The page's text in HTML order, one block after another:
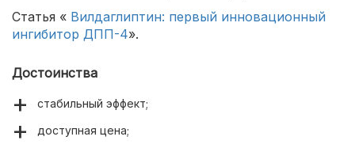
Статья « Вилдаглиптин: первый инновационный
ингибитор ДПП-4».
Достоинства
стабильный эффект;
доступная цена;